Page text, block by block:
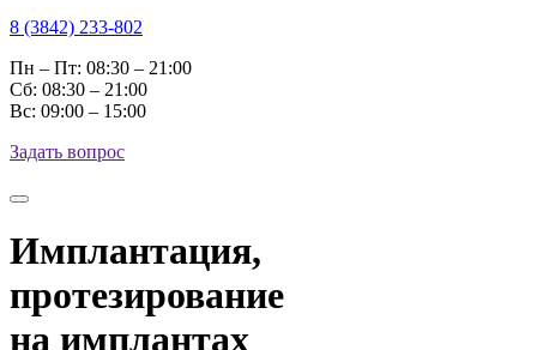
8 (3842) 233-802
Пн – Пт: 08:30 – 21:00
Cб: 08:30 – 21:00
Вс: 09:00 – 15:00
Задать вопрос
Имплантация,
протезирование
на имплантах